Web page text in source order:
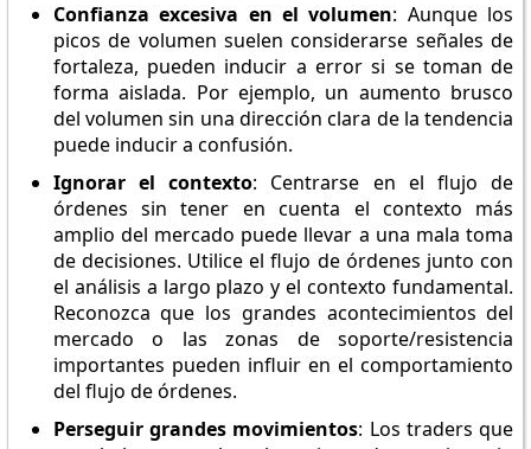
Confianza excesiva en el volumen: Aunque los
picos de volumen suelen considerarse señales de
fortaleza, pueden inducir a error si se toman de
forma aislada. Por ejemplo, un aumento brusco
del volumen sin una dirección clara de la tendencia
puede inducir a confusión.
Ignorar el contexto: Centrarse en el flujo de
órdenes sin tener en cuenta el contexto más
amplio del mercado puede llevar a una mala toma
de decisiones. Utilice el flujo de órdenes junto con
el análisis a largo plazo y el contexto fundamental.
Reconozca que los grandes acontecimientos del
mercado o las zonas de soporte/resistencia
importantes pueden influir en el comportamiento
del flujo de órdenes.
Perseguir grandes movimientos: Los traders que